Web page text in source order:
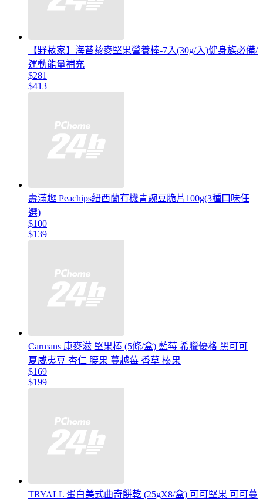
【野菽家】海苔藜麥堅果營養棒-7入(30g/入)健身族必備/
運動能量補充
$281
$413
壽滿趣 Peachips紐西蘭有機青豌豆脆片100g(3種口味任
選)
$100
$139
Carmans 康麥滋 堅果棒 (5條/盒) 藍莓 希臘優格 黑可可
夏威夷豆 杏仁 腰果 蔓越莓 香草 榛果
$169
$199
TRYALL 蛋白美式曲奇餅乾 (25gX8/盒) 可可堅果 可可蔓